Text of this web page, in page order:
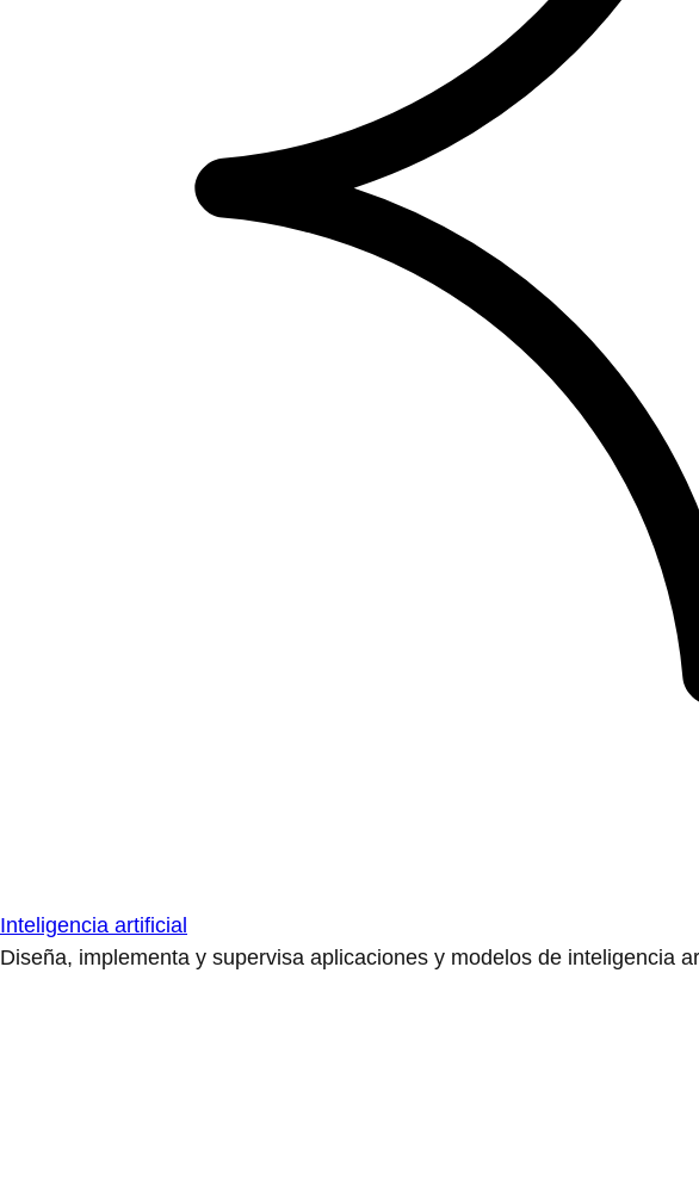
Inteligencia artificial
Diseña, implementa y supervisa aplicaciones y modelos de inteligencia